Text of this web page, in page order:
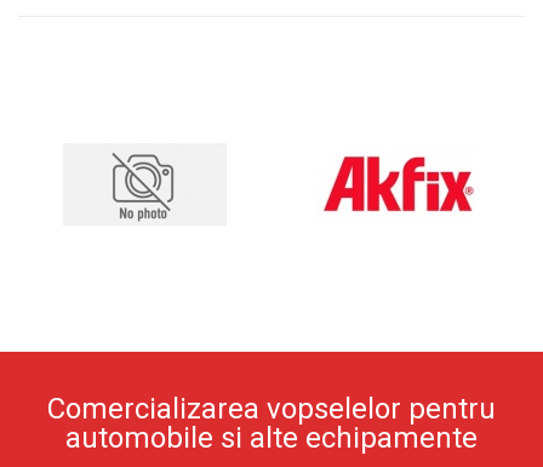
Comercializarea vopselelor pentru
automobile si alte echipamente